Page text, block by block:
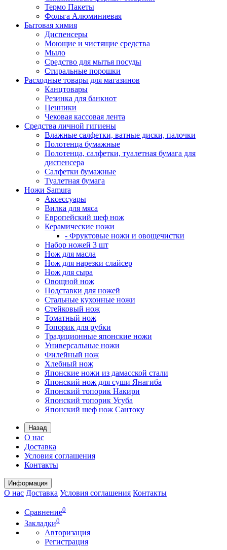
Термо Пакеты
Фольга Алюминиевая
Бытовая химия
Диспенсеры
Моющие и чистящие средства
Мыло
Средство для мытья посуды
Стиральные порошки
Расходные товары для магазинов
Канцтовары
Резинка для банкнот
Ценники
Чековая кассовая лента
Средства личной гигиены
Влажные салфетки, ватные диски, палочки
Полотенца бумажные
Полотенца, салфетки, туалетная бумага для
диспенсера
Салфетки бумажные
Туалетная бумага
Ножи Samura
Аксессуары
Вилка для мяса
Европейский шеф нож
Керамические ножи
- Фруктовые ножи и овощечистки
Набор ножей 3 шт
Нож для масла
Нож для нарезки слайсер
Нож для сыра
Овощной нож
Подставки для ножей
Стальные кухонные ножи
Стейковый нож
Томатный нож
Топорик для рубки
Традиционные японские ножи
Универсальные ножи
Филейный нож
Хлебный нож
Японские ножи из дамасской стали
Японский нож для суши Янагиба
Японский топорик Накири
Японский топорик Усуба
Японский шеф нож Сантоку
Назад
О нас
Доставка
Условия соглашения
Контакты
Информация
О нас Доставка Условия соглашения Контакты
Сравнение0
Закладки0
Авторизация
Регистрация